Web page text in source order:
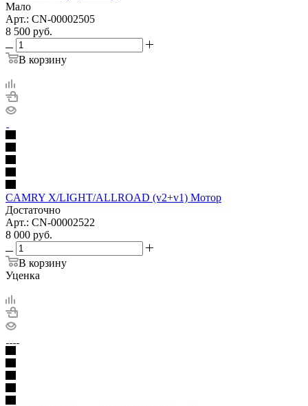
Мало
Арт.: CN-00002505
8 500 руб.
В корзину
CAMRY X/LIGHT/ALLROAD (v2+v1) Мотор
Достаточно
Арт.: CN-00002522
8 000 руб.
В корзину
Уценка